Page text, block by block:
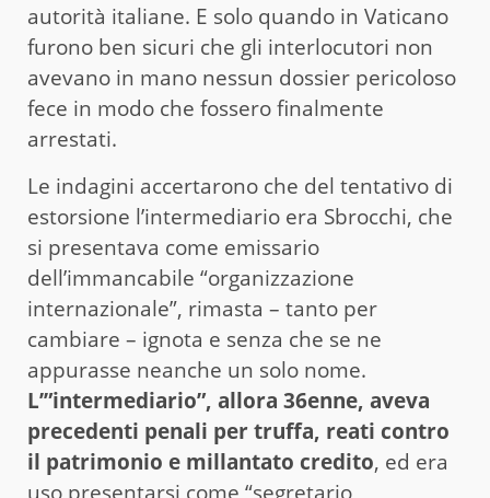
autorità italiane. E solo quando in Vaticano
furono ben sicuri che gli interlocutori non
avevano in mano nessun dossier pericoloso
fece in modo che fossero finalmente
arrestati.
Le indagini accertarono che del tentativo di
estorsione l’intermediario era Sbrocchi, che
si presentava come emissario
dell’immancabile “organizzazione
internazionale”, rimasta – tanto per
cambiare – ignota e senza che se ne
appurasse neanche un solo nome.
L’”intermediario”, allora 36enne, aveva
precedenti penali per truffa, reati contro
il patrimonio e millantato credito, ed era